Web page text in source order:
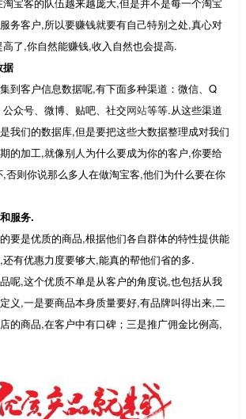
务客户,所以要赚钱就要有自己特别之处,真心对
了,你自然能赚钱,收入自然也会提高.
据
到客户信息数据呢,有下面多种渠道：微信、Q
众号、微博、贴吧、社交网站等等.从这些渠道
我们的数据库,但是要把这些大数据整理成对我们
的加工,就像别人为什么要成为你的客户,你要给
否则你说那么多人在做淘宝客,他们为什么要在你
服务.
要是优质的商品,根据他们各自群体的特性提供能
有优惠力度要够大,能真的帮他们省的多.
呢,这个优质不单是从客户的角度说,也包括从我
义,一是要商品本身质量要好,有品牌叫得出来,二
的商品,在客户中有口碑；三是推广佣金比例高,